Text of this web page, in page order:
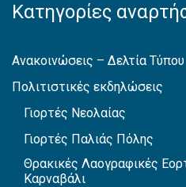
Κατηγορίες
Ανακοινώσεις – Δελτία Τύπου
Πολιτιστικές εκδηλώσεις
Γιορτές Νεολαίας
Γιορτές Παλιάς Πόλης
Θρακικές Λαογραφικές
Καρναβάλι